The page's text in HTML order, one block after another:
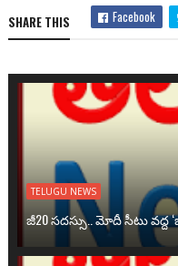
SHARE THIS Facebook
TELUGU NEWS
జీ20 సదస్సు.. మోదీ సీటు వద్ద